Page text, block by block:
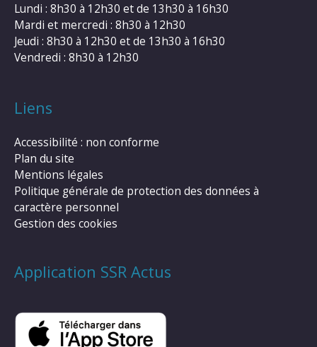
Lundi : 8h30 à 12h30 et de 13h30 à 16h30
Mardi et mercredi : 8h30 à 12h30
Jeudi : 8h30 à 12h30 et de 13h30 à 16h30
Vendredi : 8h30 à 12h30
Liens
Accessibilité : non conforme
Plan du site
Mentions légales
Politique générale de protection des données à
caractère personnel
Gestion des cookies
Application SSR Actus